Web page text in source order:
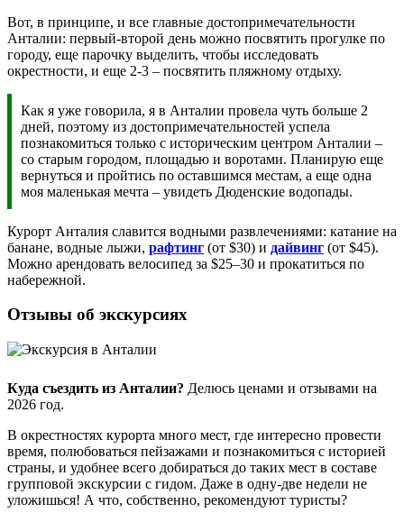
Вот, в принципе, и все главные достопримечательности
Анталии: первый-второй день можно посвятить прогулке по
городу, еще парочку выделить, чтобы исследовать
окрестности, и еще 2-3 – посвятить пляжному отдыху.
Как я уже говорила, я в Анталии провела чуть больше 2
дней, поэтому из достопримечательностей успела
познакомиться только с историческим центром Анталии –
со старым городом, площадью и воротами. Планирую еще
вернуться и пройтись по оставшимся местам, а еще одна
моя маленькая мечта – увидеть Дюденские водопады.
Курорт Анталия славится водными развлечениями: катание на
банане, водные лыжи, рафтинг (от $30) и дайвинг (от $45).
Можно арендовать велосипед за $25–30 и прокатиться по
набережной.
Отзывы об экскурсиях
Куда съездить из Анталии? Делюсь ценами и отзывами на
2026 год.
В окрестностях курорта много мест, где интересно провести
время, полюбоваться пейзажами и познакомиться с историей
страны, и удобнее всего добираться до таких мест в составе
групповой экскурсии с гидом. Даже в одну-две недели не
уложишься! А что, собственно, рекомендуют туристы?